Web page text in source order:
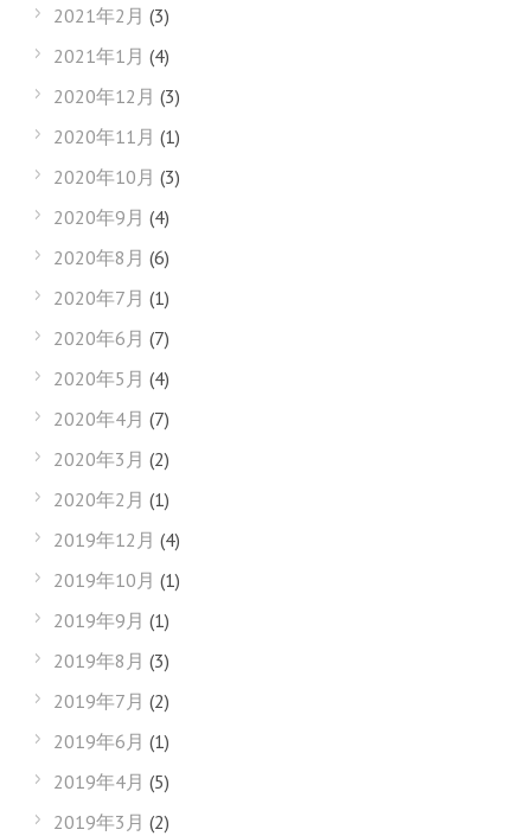
2021年2月 (3)
2021年1月 (4)
2020年12月 (3)
2020年11月 (1)
2020年10月 (3)
2020年9月 (4)
2020年8月 (6)
2020年7月 (1)
2020年6月 (7)
2020年5月 (4)
2020年4月 (7)
2020年3月 (2)
2020年2月 (1)
2019年12月 (4)
2019年10月 (1)
2019年9月 (1)
2019年8月 (3)
2019年7月 (2)
2019年6月 (1)
2019年4月 (5)
2019年3月 (2)